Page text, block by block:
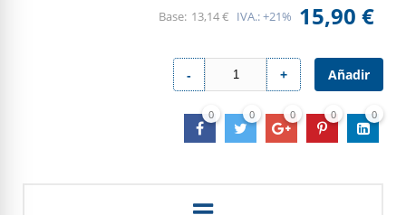
13,14 € IVA.:+21% 15,90 €
- + Añadir
0 0 0 0 0